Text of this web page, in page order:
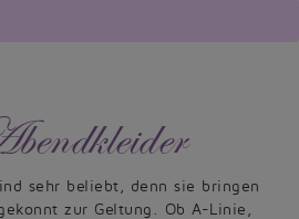
sehr beliebt, denn sie bringen
zur Geltung. Ob A-Linie,